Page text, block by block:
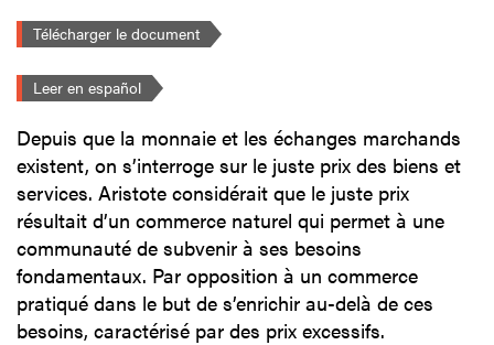
Télécharger le document
Leer en español
Depuis que la monnaie et les échanges marchands
existent, on s’interroge sur le juste prix des biens et
services. Aristote considérait que le juste prix
résultait d’un commerce naturel qui permet à une
communauté de subvenir à ses besoins
fondamentaux. Par opposition à un commerce
pratiqué dans le but de s’enrichir au-delà de ces
besoins, caractérisé par des prix excessifs.